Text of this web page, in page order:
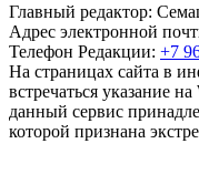
Главный редактор:
Адрес электронной
Телефон Редакции: +7
На страницах сайта в
встречаться указание
данный сервис
которой признана